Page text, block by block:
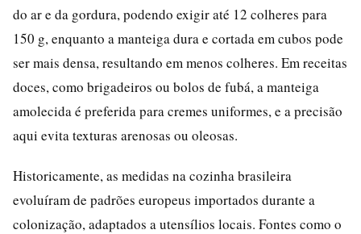
do ar e da gordura, podendo exigir até 12 colheres para
150 g, enquanto a manteiga dura e cortada em cubos pode
ser mais densa, resultando em menos colheres. Em receitas
doces, como brigadeiros ou bolos de fubá, a manteiga
amolecida é preferida para cremes uniformes, e a precisão
aqui evita texturas arenosas ou oleosas.
Historicamente, as medidas na cozinha brasileira
evoluíram de padrões europeus importados durante a
colonização, adaptados a utensílios locais. Fontes como o